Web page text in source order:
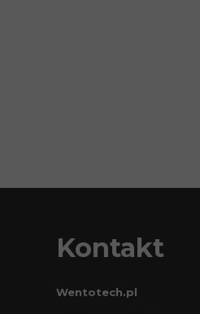
Kontakt
Wentotech.pl